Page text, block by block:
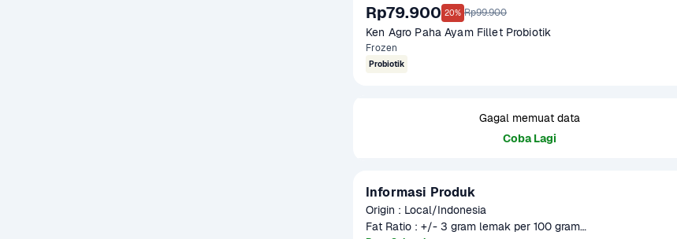
Rp79.900 20% Rp99.900
Ken Agro Paha Ayam Fillet Probiotik
Frozen
Probiotik
Gagal memuat data
Coba Lagi
Informasi Produk
Origin : Local/Indonesia
Fat Ratio : +/- 3 gram lemak per 100 gram